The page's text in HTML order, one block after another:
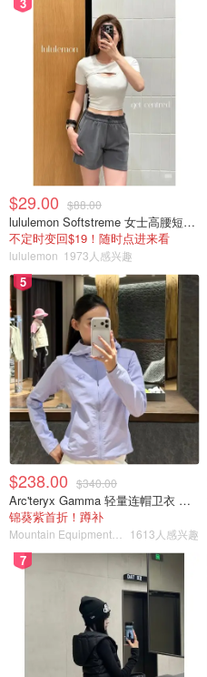
$29.00 $88.00
lululemon Softstreme 女士高腰短裤 10cm
不定时变回$19！随时点进来看
lululemon 1973人感兴趣
5
$238.00 $340.00
Arc'teryx Gamma 轻量连帽卫衣 女款
锦葵紫首折！蹲补
1613人感兴趣
7